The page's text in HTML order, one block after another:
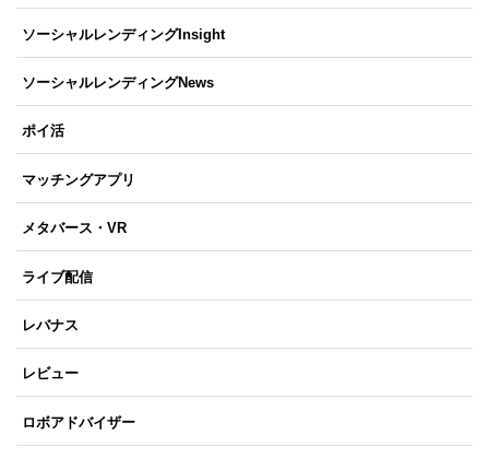
ソーシャルレンディングInsight
ソーシャルレンディングNews
ポイ活
マッチングアプリ
メタバース・VR
ライブ配信
レバナス
レビュー
ロボアドバイザー